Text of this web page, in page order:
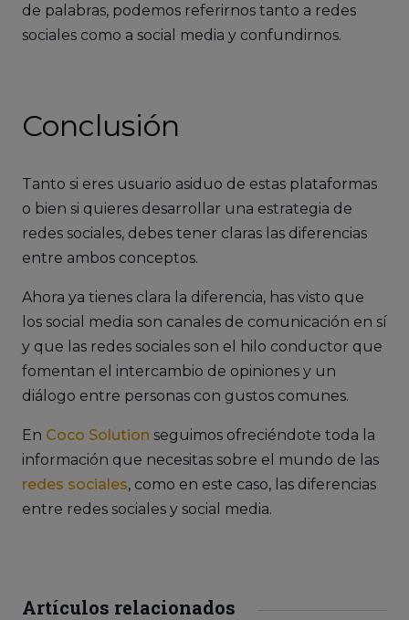
de palabras, podemos referirnos tanto a redes
sociales como a social media y confundirnos.
Conclusión
Tanto si eres usuario asiduo de estas plataformas
o bien si quieres desarrollar una estrategia de
redes sociales, debes tener claras las diferencias
entre ambos conceptos.
Ahora ya tienes clara la diferencia, has visto que
los social media son canales de comunicación en sí
y que las redes sociales son el hilo conductor que
fomentan el intercambio de opiniones y un
diálogo entre personas con gustos comunes.
En Coco Solution seguimos ofreciéndote toda la
información que necesitas sobre el mundo de las
redes sociales, como en este caso, las diferencias
entre redes sociales y social media.
Artículos relacionados